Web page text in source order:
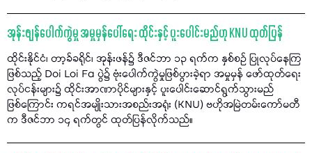
အုန်းဖျန်ပေါက်ကွဲမှု အမှုမှန်ပေါ်ရေး ထိုင်းနှင့် ပူးပေါင်းမည်ဟု KNU ထုတ်ပြန်
ထိုင်းနိုင်ငံ၊ တာ့ခ်ခရိုင်၊ အုန်းဖန်၌ ဒီဇင်ဘာ ၁၃ ရက်က နှစ်စဉ် ပြုလုပ်နေကြ
ဖြစ်သည့် Doi Loi Fa ပွဲ၌ ဗုံးပေါက်ကွဲမှုဖြစ်ပွားခဲ့ရာ အမှုမှန် ဖော်ထုတ်ရေး
လုပ်ငန်းများ၌ ထိုင်းအာဏာပိုင်များနှင့် ပူးပေါင်းဆောင်ရွက်သွားမည်
ဖြစ်ကြောင်း ကရင်အမျိုးသားအစည်းအရုံး (KNU) ဗဟိုအမြဲတမ်းကော်မတီ
က ဒီဇင်ဘာ ၁၄ ရက်တွင် ထုတ်ပြန်လိုက်သည်။